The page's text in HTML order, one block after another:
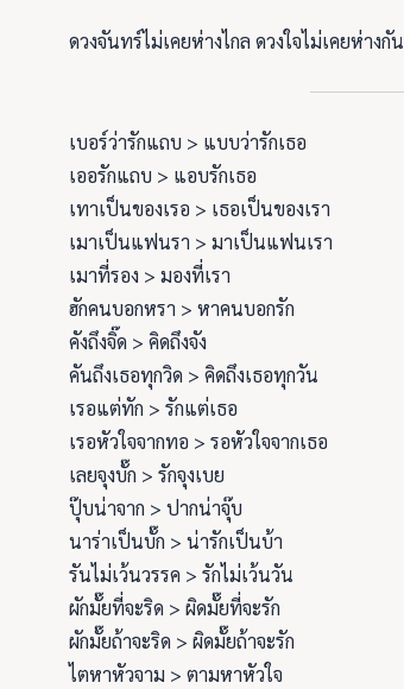
ดวงจันทร์ไม่เคยห่างไกล ดวงใจไม่เคยห่างกัน
เบอร์ว่ารักแถบ > แบบว่ารักเธอ
เออรักแถบ > แอบรักเธอ
เทาเป็นของเรอ > เธอเป็นของเรา
เมาเป็นแฟนรา > มาเป็นแฟนเรา
เมาที่รอง > มองที่เรา
ฮักคนบอกหรา > หาคนบอกรัก
คังถึงจิ๊ด > คิดถึงจัง
คันถึงเธอทุกวิด > คิดถึงเธอทุกวัน
เรอแต่ทัก > รักแต่เธอ
เรอหัวใจจากทอ > รอหัวใจจากเธอ
เลยจุงบั๊ก > รักจุงเบย
ปุ๊บน่าจาก > ปากน่าจุ๊บ
นาร่าเป็นบั๊ก > น่ารักเป็นบ้า
รันไม่เว้นวรรค > รักไม่เว้นวัน
ผักมั๊ยที่จะริด > ผิดมั๊ยที่จะรัก
ผักมั๊ยถ้าจะริด > ผิดมั๊ยถ้าจะรัก
ไตหาหัวจาม > ตามหาหัวใจ